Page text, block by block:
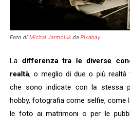
Foto di Michal Jarmoluk da Pixabay
La differenza tra le diverse
realtà, o meglio di due o più
che sono indicate con la stessa
hobby, fotografia come selfie, come
le foto ai matrimoni o per le